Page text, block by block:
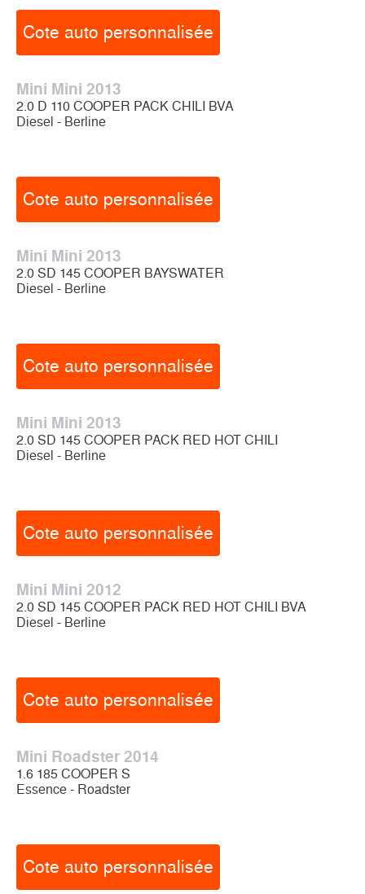
Cote auto personnalisée
Mini Mini 2013
2.0 D 110 COOPER PACK CHILI BVA
Diesel - Berline
Cote auto personnalisée
Mini Mini 2013
2.0 SD 145 COOPER BAYSWATER
Diesel - Berline
Cote auto personnalisée
Mini Mini 2013
2.0 SD 145 COOPER PACK RED HOT CHILI
Diesel - Berline
Cote auto personnalisée
Mini Mini 2012
2.0 SD 145 COOPER PACK RED HOT CHILI BVA
Diesel - Berline
Cote auto personnalisée
Mini Roadster 2014
1.6 185 COOPER S
Essence - Roadster
Cote auto personnalisée